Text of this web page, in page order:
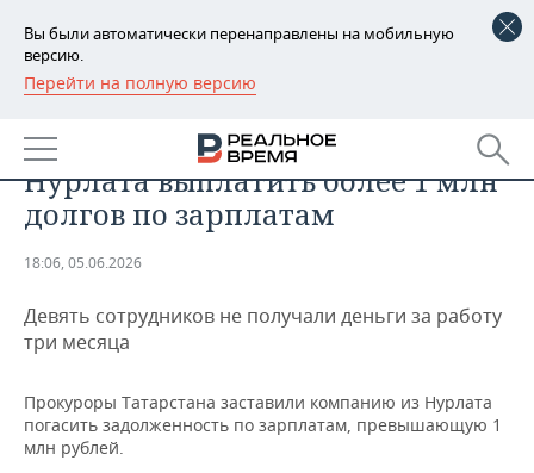
Вы были автоматически перенаправлены на мобильную
версию.
Перейти на полную версию
РЕГИОНЫ
БАШКОРТОСТАН
ТАТАРСТАН
НОВОСТИ
АНАЛИТИКА
ДЕКЛАРАЦИИ О ДОХОДАХ
КОРОЛИ ГОСЗАКАЗА ПФО
ВУЗЫ ТАТАРСТАНА
НОВОСТИ ЭКОНОМИКИ
ФИНАНСЫ
БАНКИ
ПРОМЫШЛЕННОСТЬ
НОВОСТИ
АГРОПРОМ
НЕДВИЖИМОСТЬ
НОВОСТИ НЕДВИЖИМОСТИ
АВТО
Прокуроры обязали фирму из
Нурлата выплатить более 1 млн
долгов по зарплатам
18:06, 05.06.2026
Девять сотрудников не получали деньги за работу
три месяца
Прокуроры Татарстана заставили компанию из Нурлата
погасить задолженность по зарплатам, превышающую 1
млн рублей.